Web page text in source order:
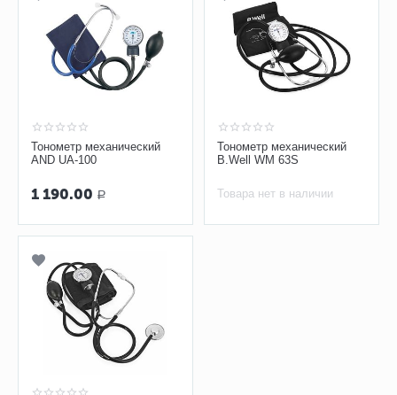
Тонометр механический
AND UA-100
1 190.00 Р
Тонометр механический
B.Well WM 63S
Товара нет в наличии